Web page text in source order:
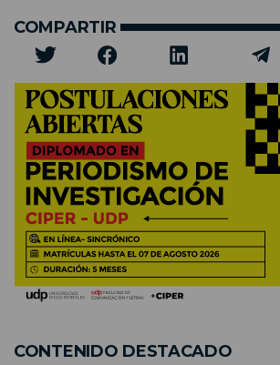
COMPARTIR
CONTENIDO DESTACADO